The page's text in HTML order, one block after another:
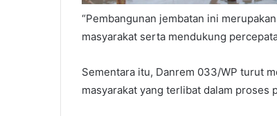
“Pembangunan jembatan ini
masyarakat serta mendukung
Sementara itu, Danrem 033/WP turut
masyarakat yang terlibat dalam proses